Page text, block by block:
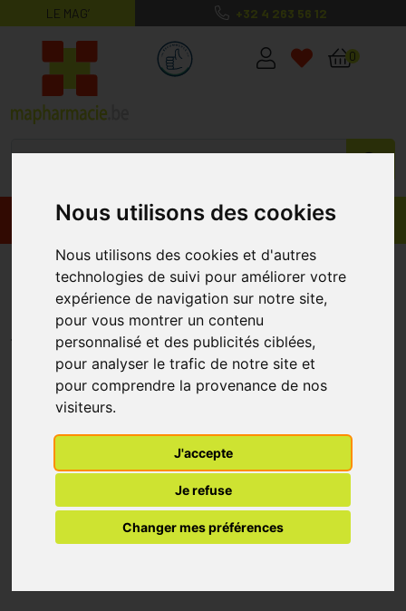
Nous utilisons des cookies
Nous utilisons des cookies et d'autres
technologies de suivi pour améliorer votre
expérience de navigation sur notre site,
pour vous montrer un contenu
personnalisé et des publicités ciblées,
pour analyser le trafic de notre site et
pour comprendre la provenance de nos
visiteurs.
J'accepte
Je refuse
Changer mes préférences
LE MAG’ +32 4 263 56 12
MaPharmacie.be ma santé, mes
0
Promos Produits
Pranarom Immortelle 2431 Huile
Essentielle 5 Ml
PRANAROM
%